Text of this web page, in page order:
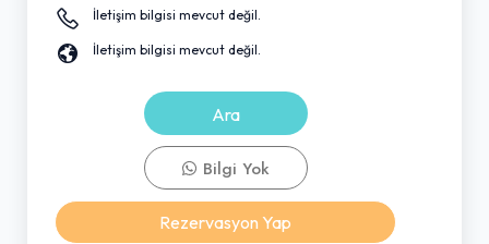
İletişim bilgisi mevcut değil.
İletişim bilgisi mevcut değil.
Ara
Bilgi Yok
Rezervasyon Yap